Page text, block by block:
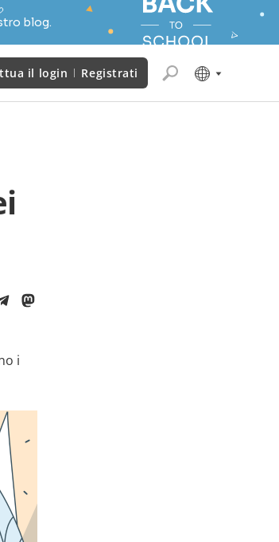
blog.
il login Registrati
i